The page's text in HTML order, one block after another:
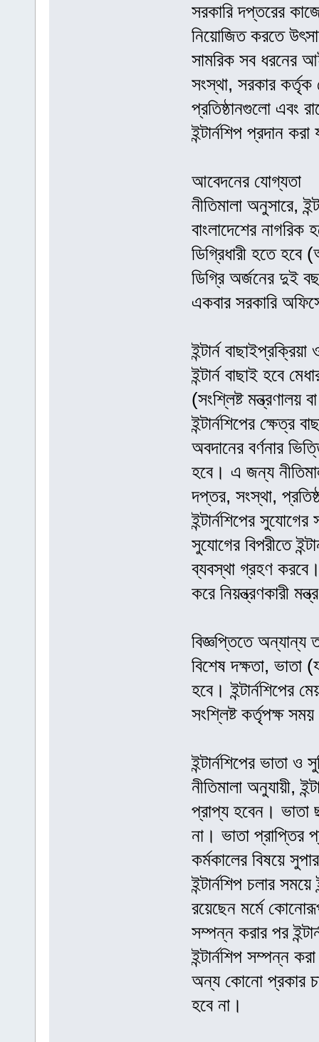
সরকারি দপ্তরের
নিয়োজিত করতে
সামরিক সব ধরনের
সংস্থা, সরকার
প্রতিষ্ঠানগুলো এবং
ইন্টার্নশিপ প্রদান
আবেদনের যোগ্যতা
নীতিমালা অনুসারে,
বাংলাদেশের নাগরিক
ডিগ্রিধারী হতে হবে
ডিগ্রি অর্জনের দুই
একবার সরকারি
ইন্টার্ন বাছাইপ্রক্রিয়া
ইন্টার্ন বাছাই হবে
(সংশ্লিষ্ট মন্ত্রণালয়
ইন্টার্নশিপের ক্ষেত্র
অবদানের বর্ণনার
হবে। এ জন্য
দপ্তর, সংস্থা,
ইন্টার্নশিপের
সুযোগের বিপরীতে
ব্যবস্থা গ্রহণ করবে।
করে নিয়ন্ত্রণকারী
বিজ্ঞপ্তিতে অন্যান্য
বিশেষ দক্ষতা, ভাতা
হবে। ইন্টার্নশিপের
সংশ্লিষ্ট কর্তৃপক্ষ
ইন্টার্নশিপের ভাতা ও
নীতিমালা অনুযায়ী,
প্রাপ্য হবেন। ভাতা
না। ভাতা প্রাপ্তির
কর্মকালের বিষয়ে
ইন্টার্নশিপ চলার
রয়েছেন মর্মে
সম্পন্ন করার পর
ইন্টার্নশিপ সম্পন্ন
অন্য কোনো প্রকার
হবে না।